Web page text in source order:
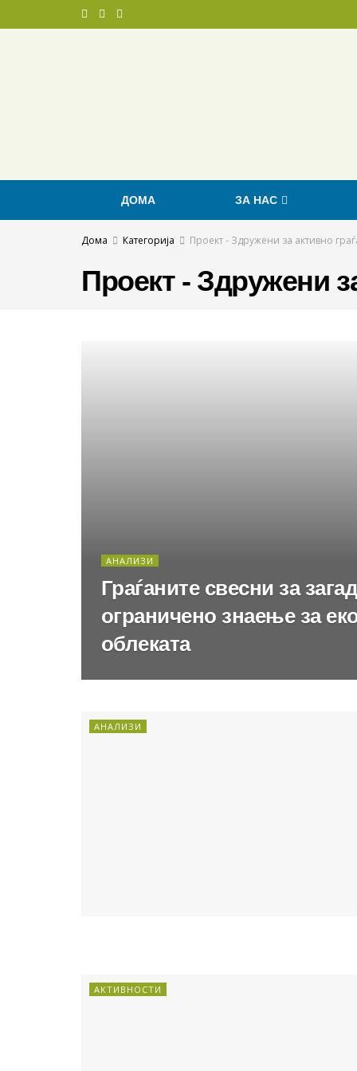
ДОМА ЗА НАС
Дома Категорија Проект - Здружени за активно
Проект - Здружени
АНАЛИЗИ
Граѓаните свесни за
ограничено знаење за
облеката
АНАЛИЗИ
АКТИВНОСТИ